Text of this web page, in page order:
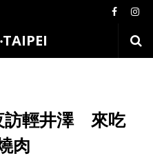
訪輕井澤 來吃
肉